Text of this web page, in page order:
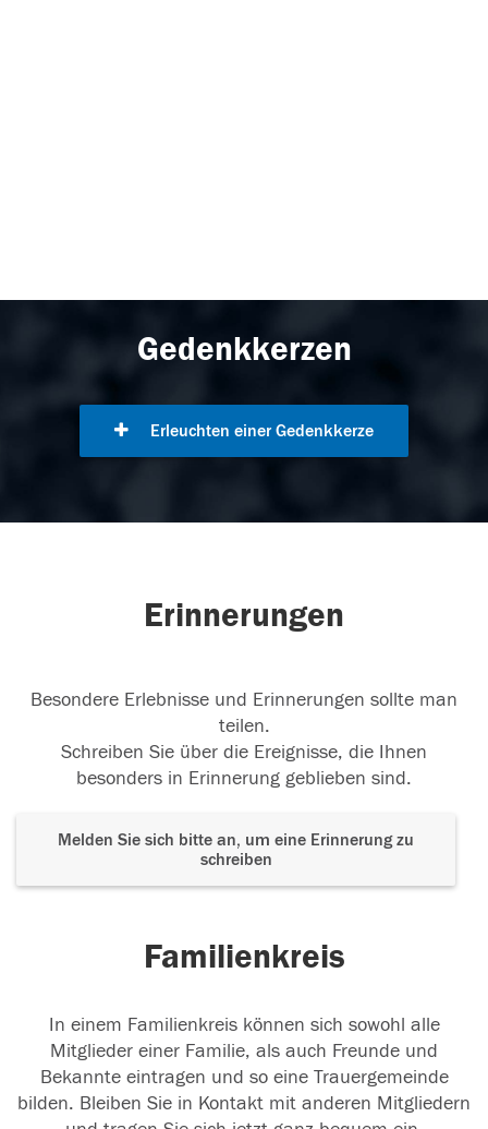
Gedenkkerzen
Erleuchten einer Gedenkkerze
Erinnerungen
Besondere Erlebnisse und Erinnerungen sollte man
teilen.
Schreiben Sie über die Ereignisse, die Ihnen
besonders in Erinnerung geblieben sind.
Melden Sie sich bitte an, um eine Erinnerung zu
schreiben
Familienkreis
In einem Familienkreis können sich sowohl alle
Mitglieder einer Familie, als auch Freunde und
Bekannte eintragen und so eine Trauergemeinde
bilden. Bleiben Sie in Kontakt mit anderen Mitgliedern